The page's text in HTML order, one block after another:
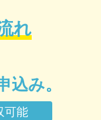
れ
み。
可能